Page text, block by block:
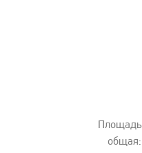
Площадь
общая: